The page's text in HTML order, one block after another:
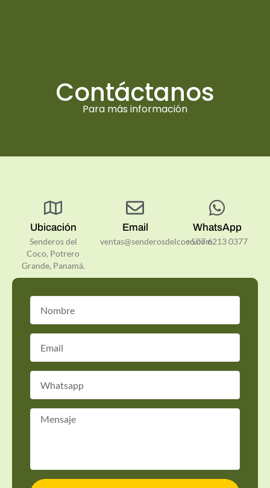
Contáctanos
Para más información
Ubicación
Senderos del
Coco, Potrero
Grande, Panamá.
Email
ventas@senderosdelcoco.com
WhatsApp
+507 6213 0377